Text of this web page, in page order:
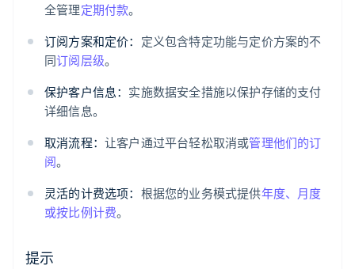
全管理定期付款。
订阅方案和定价： 定义包含特定功能与定价方案的不
同订阅层级。
保护客户信息： 实施数据安全措施以保护存储的支付
详细信息。
取消流程： 让客户通过平台轻松取消或管理他们的订
阅。
灵活的计费选项： 根据您的业务模式提供年度、月度
或按比例计费。
提示